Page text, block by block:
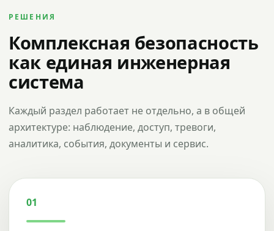
РЕШЕНИЯ
Комплексная безопасность
как единая инженерная
система
Каждый раздел работает не отдельно, а в общей
архитектуре: наблюдение, доступ, тревоги,
аналитика, события, документы и сервис.
01